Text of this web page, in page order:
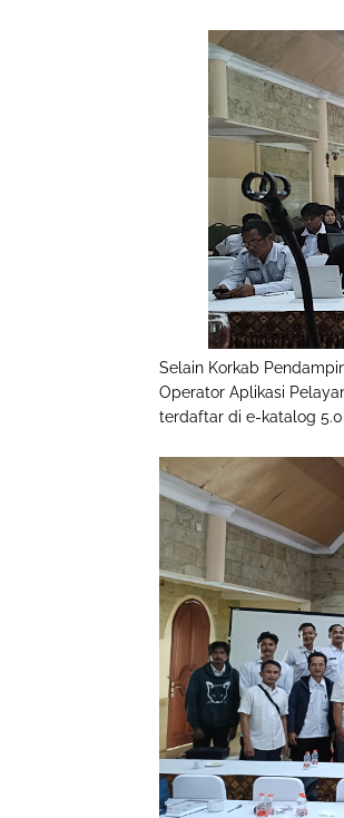
Selain Korkab
Operator Aplikasi
terdaftar di e-katalog 5.0